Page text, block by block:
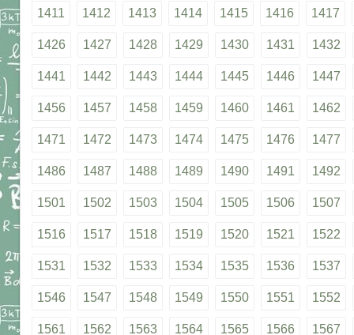
1411 1412 1413 1414 1415 1416 1417
1426 1427 1428 1429 1430 1431 1432
1441 1442 1443 1444 1445 1446 1447
1456 1457 1458 1459 1460 1461 1462
1471 1472 1473 1474 1475 1476 1477
1486 1487 1488 1489 1490 1491 1492
1501 1502 1503 1504 1505 1506 1507
1516 1517 1518 1519 1520 1521 1522
1531 1532 1533 1534 1535 1536 1537
1546 1547 1548 1549 1550 1551 1552
1561 1562 1563 1564 1565 1566 1567